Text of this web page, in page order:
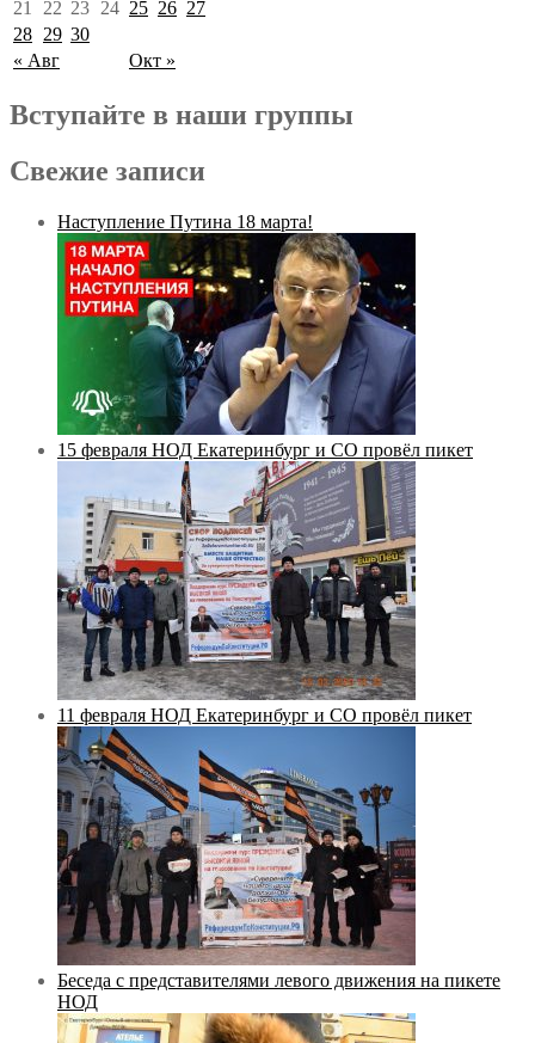
« Авг Окт »
21
22 23 24 25 26 27
28 29 30
Вступайте в наши группы
Свежие записи
Наступление Путина 18 марта!
15 февраля НОД Екатеринбург и СО провёл пикет
11 февраля НОД Екатеринбург и СО провёл пикет
Беседа с представителями левого движения на пикете
НОД